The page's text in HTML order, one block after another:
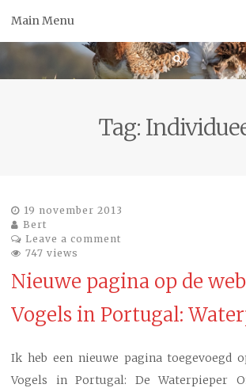
Main Menu
Tag:
19 november 2013
Bert
Leave a comment
747 views
Nieuwe pagina op de
Vogels in Portugal:
Ik heb een nieuwe pagina toegevoegd
Vogels in Portugal: De Waterpieper